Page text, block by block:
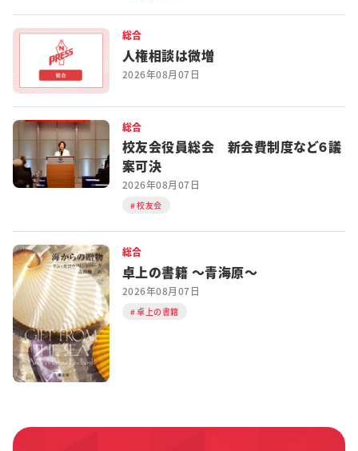
総合
人権相談は微増
2026年08月07日
総合
校友会役員総会 新会費制度など６議
案可決
2026年08月07日
校友会
総合
卓上の書籍 ～青海原～
2026年08月07日
卓上の書籍